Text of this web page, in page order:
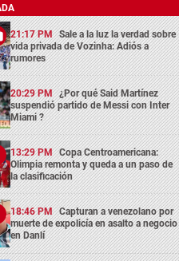
21:17 PM Sale a la luz la verdad sobre
vida privada de Vozinha: Adiós a
rumores
20:29 PM ¿Por qué Said Martínez
suspendió partido de Messi con Inter
Miami ?
13:29 PM Copa Centroamericana:
Olimpia remonta y queda a un paso de
la clasificación
18:46 PM Capturan a venezolano por
muerte de expolicía en asalto a negocio
en Danlí